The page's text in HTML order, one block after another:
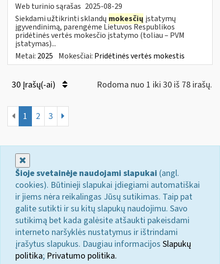
Web turinio sąrašas 2025-08-29
Siekdami užtikrinti sklandų mokesčių įstatymų
įgyvendinimą, parengėme Lietuvos Respublikos
pridėtinės vertės mokesčio įstatymo (toliau – PVM
įstatymas)...
Metai: 2025 Mokesčiai: Pridėtinės vertės mokestis
30 Įrašų(-ai) Rodoma nuo 1 iki 30 iš 78 irašų.
1 2 3
Šioje svetainėje naudojami slapukai (angl.
cookies). Būtinieji slapukai įdiegiami automatiškai
ir jiems nėra reikalingas Jūsų sutikimas. Taip pat
galite sutikti ir su kitų slapukų naudojimu. Savo
sutikimą bet kada galėsite atšaukti pakeisdami
interneto naršyklės nustatymus ir ištrindami
įrašytus slapukus. Daugiau informacijos Slapukų
politika; Privatumo politika.